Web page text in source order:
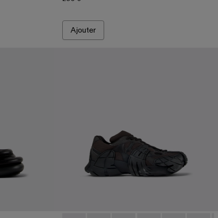
Ajouter